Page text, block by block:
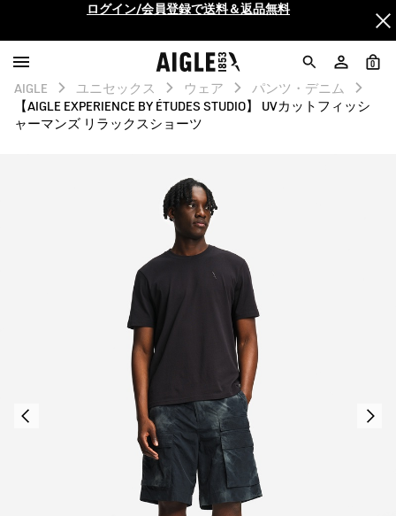
【最大50%OFF】FINAL SALEがスタート！
ログイン/会員登録で送料＆返品無料
0
AIGLE ユニセックス ウェア
パンツ・デニム
【AIGLE EXPERIENCE BY ÉTUDES STUDIO】 UVカットフィッシ
ャーマンズ リラックスショーツ